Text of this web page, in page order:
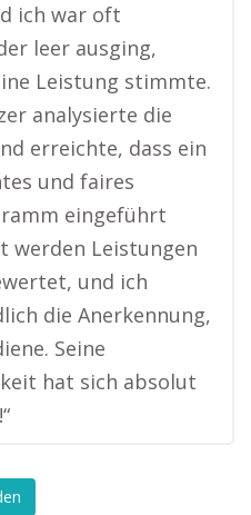
ich war oft
leer ausging,
Leistung stimmte.
analysierte die
erreichte, dass ein
und faires
eingeführt
werden Leistungen
und ich
die Anerkennung,
Seine
hat sich absolut